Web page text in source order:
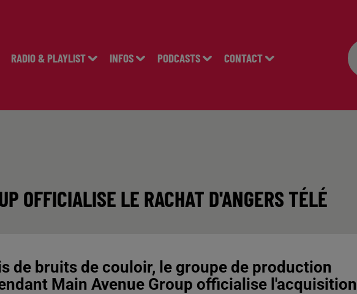
RADIO & PLAYLIST INFOS PODCASTS CONTACT
OFFICIALISE LE RACHAT D'ANGERS TÉLÉ
de bruits de couloir, le groupe de production
Main Avenue Group officialise l'acquisition